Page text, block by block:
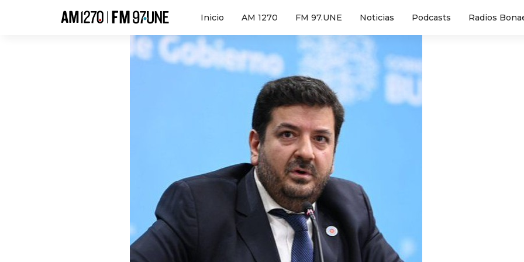
Inicio AM 1270 FM 97.UNE Noticias Podcasts Radios